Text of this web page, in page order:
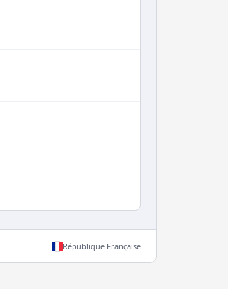
République Française